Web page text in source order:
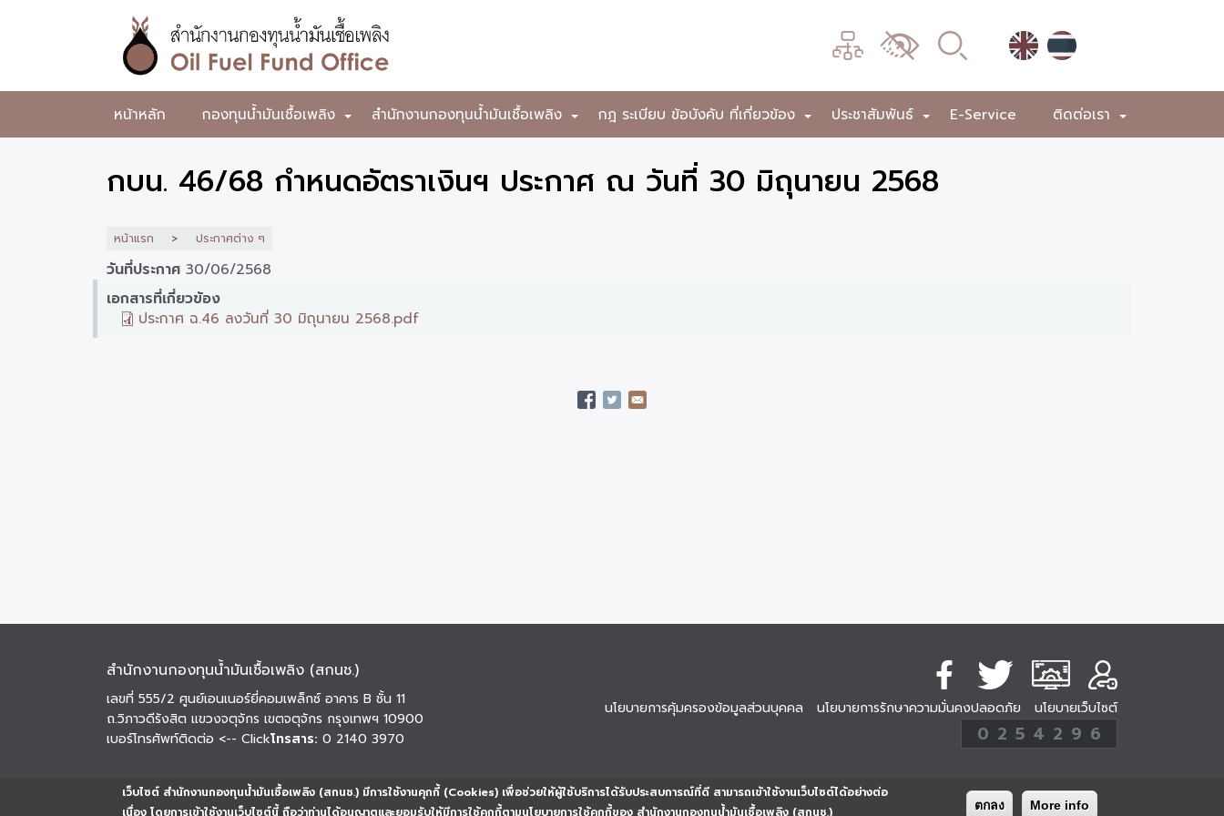
เว็บไซต์ สำนักงานกองทุนน้ำมันเชื้อเพลิง (สกนช.) มีการใช้งานคุกกี้ (Cookies) เพื่อช่วยให้ผู้ใช้บริการได้รับประสบการณ์ที่ดี สามารถเข้าใช้งานเว็บไซต์ได้อย่างต่อ
เนื่อง โดยการเข้าใช้งานเว็บไซต์นี้ ถือว่าท่านได้อนุญาตและยอมรับให้มีการใช้คุกกี้ตามนโยบายการใช้คุกกี้ของ สำนักงานกองทุนน้ำมันเชื้อเพลิง (สกนช.)
ตกลง More info
หลัก
สำนักงาน
กองทุน
น้ำมัน
เพลิง
เมนู
เปลี่ยน
ผล
หน้าหลัก +
กองทุนน้ำมันเชื้อเพลิง +
สำนักงานกองทุนน้ำมันเชื้อเพลิง +
กฎ ระเบียบ ข้อบังคับ ที่เกี่ยวข้อง +
ประชาสัมพันธ์ E-Service +
ติดต่อเรา
กบน. 46/68 กำหนดอัตราเงินฯ ประกาศ ณ วันที่ 30 มิถุนายน 2568
หน้าแรก ประกาศต่าง ๆ
วันที่ประกาศ 30/06/2568
เอกสารที่เกี่ยวข้อง
ประกาศ ฉ.46 ลงวันที่ 30 มิถุนายน 2568.pdf
สำนักงานกองทุนน้ำมันเชื้อเพลิง (สกนช.)
เลขที่ 555/2 ศูนย์เอนเนอร์ยี่คอมเพล็กซ์ อาคาร B ชั้น 11
ถ.วิภาวดีรังสิต แขวงจตุจักร เขตจตุจักร กรุงเทพฯ 10900
เบอร์โทรศัพท์ติดต่อ <-- Clickโทรสาร: 0 2140 3970
นโยบายการคุ้มครองข้อมูลส่วนบุคคล นโยบายการรักษาความมั่นคงปลอดภัย นโยบายเว็บไซต์
254296
ครั้ง
0 2 5 4 2 9 6